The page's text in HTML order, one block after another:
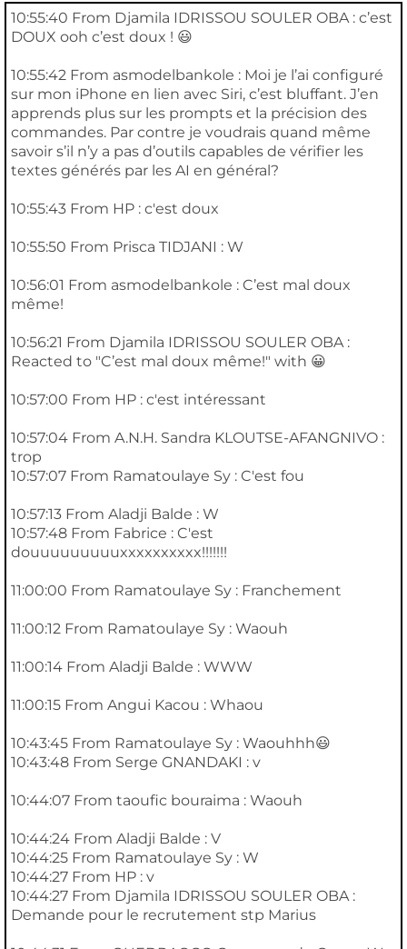
10:55:40 From Djamila IDRISSOU SOULER OBA : c’est
DOUX ooh c’est doux ! 😃
10:55:42 From asmodelbankole : Moi je l’ai configuré
sur mon iPhone en lien avec Siri, c’est bluffant. J’en
apprends plus sur les prompts et la précision des
commandes. Par contre je voudrais quand même
savoir s’il n’y a pas d’outils capables de vérifier les
textes générés par les AI en général?
10:55:43 From HP : c'est doux
10:55:50 From Prisca TIDJANI : W
10:56:01 From asmodelbankole : C’est mal doux
même!
10:56:21 From Djamila IDRISSOU SOULER OBA :
Reacted to "C’est mal doux même!" with 😀
10:57:00 From HP : c'est intéressant
10:57:04 From A.N.H. Sandra KLOUTSE-AFANGNIVO :
trop
10:57:07 From Ramatoulaye Sy : C'est fou
10:57:13 From Aladji Balde : W
10:57:48 From Fabrice : C'est
douuuuuuuuuxxxxxxxxxx!!!!!!!
11:00:00 From Ramatoulaye Sy : Franchement
11:00:12 From Ramatoulaye Sy : Waouh
11:00:14 From Aladji Balde : WWW
11:00:15 From Angui Kacou : Whaou
10:43:45 From Ramatoulaye Sy : Waouhhh😃
10:43:48 From Serge GNANDAKI : v
10:44:07 From taoufic bouraima : Waouh
10:44:24 From Aladji Balde : V
10:44:25 From Ramatoulaye Sy : W
10:44:27 From HP : v
10:44:27 From Djamila IDRISSOU SOULER OBA :
Demande pour le recrutement stp Marius